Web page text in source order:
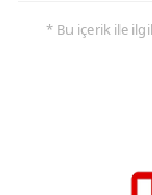
* Bu içerik ile